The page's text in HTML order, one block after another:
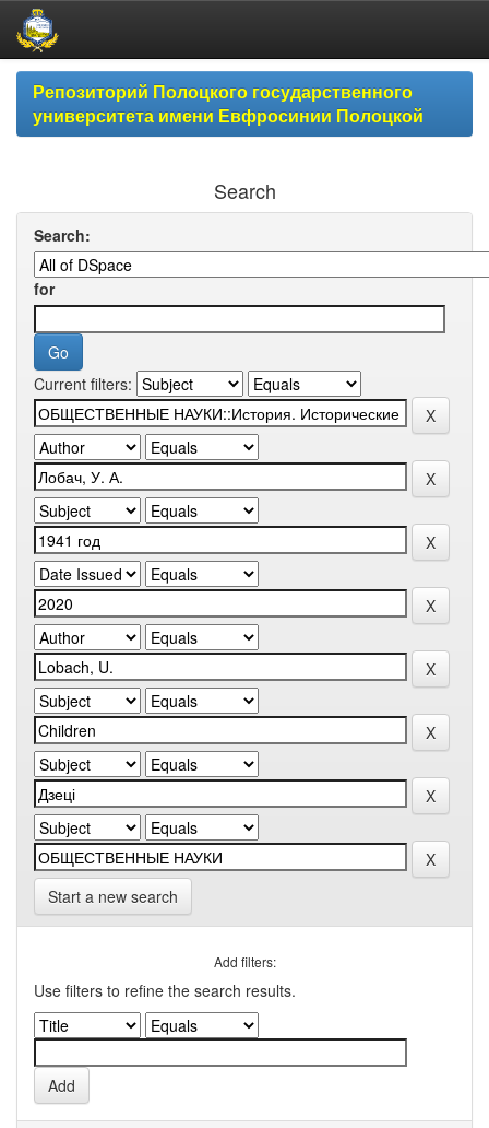
Skip
navigationРепозиторий Полоцкого государственного
университета имени Евфросинии Полоцкой
Search
Search:
for
Current filters:
Start a new search
Add filters:
Use filters to refine the search results.